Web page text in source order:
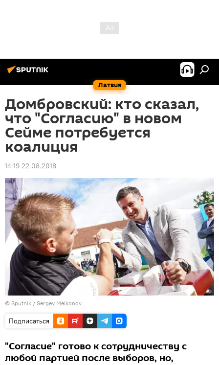
Латвия
Домбровский: кто сказал,
что "Согласию" в новом
Сейме потребуется
коалиция
14:19 22.08.2018
© Sputnik / Sergey Melkonov
Подписаться
"Согласие" готово к сотрудничеству с
любой партией после выборов, но,